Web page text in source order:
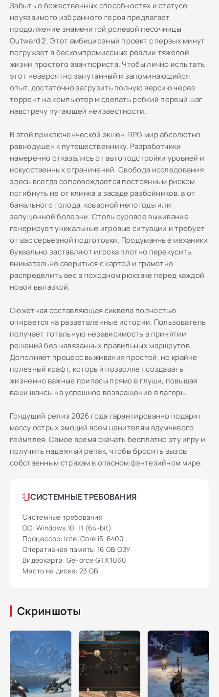
Забыть о божественных способностях и статусе
неуязвимого избранного героя предлагает
продолжение знаменитой ролевой песочницы
Outward 2. Этот амбициозный проект с первых минут
погружает в бескомпромиссные реалии тяжелой
жизни простого авантюриста. Чтобы лично испытать
этот невероятно запутанный и запоминающийся
опыт, достаточно загрузить полную версию через
торрент на компьютер и сделать робкий первый шаг
навстречу пугающей неизвестности.
В этой приключенческой экшен-RPG мир абсолютно
равнодушен к путешественнику. Разработчики
намеренно отказались от автоподстройки уровней и
искусственных ограничений. Свобода исследования
здесь всегда сопровождается постоянным риском
погибнуть не от клинка в засаде разбойников, а от
банального голода, коварной непогоды или
запущенной болезни. Столь суровое выживание
генерирует уникальные игровые ситуации и требует
от вас серьезной подготовки. Продуманные механики
буквально заставляют игрока плотно перекусить,
внимательно свериться с картой и грамотно
распределить вес в походном рюкзаке перед каждой
новой вылазкой.
Сюжетная составляющая сиквела полностью
опирается на разветвленные истории. Пользователь
получает тотальную независимость в принятии
решений без навязанных правильных маршрутов.
Дополняет процесс выживания простой, но крайне
полезный крафт, который позволяет создавать
жизненно важные припасы прямо в глуши, повышая
ваши шансы на успешное возвращение в лагерь.
Грядущий релиз 2026 года гарантированно подарит
массу острых эмоций всем ценителям вдумчивого
геймплея. Самое время скачать бесплатно эту игру и
получить надежный репак, чтобы бросить вызов
собственным страхам в опасном фэнтезийном мире.
СИСТЕМНЫЕ ТРЕБОВАНИЯ
Системные требования:
ОС: Windows 10, 11 (64-bit)
Процессор: Intel Core i5-6400
Оперативная память: 16 GB ОЗУ
Видеокарта: GeForce GTX 1060
Место на диске: 23 GB
Скриншоты